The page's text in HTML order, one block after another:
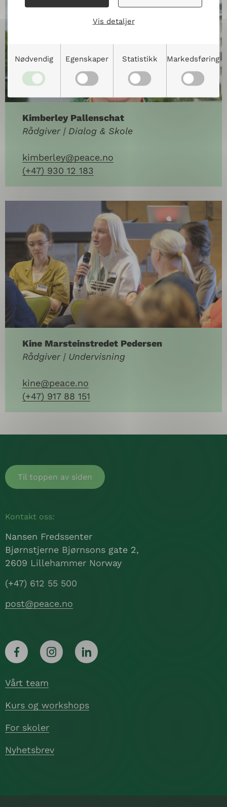
Vis detaljer
Nødvendig Egenskaper Statistikk Markedsføring
Kimberley Pallenschat
Rådgiver | Dialog & Skole
kimberley@peace.no
(+47) 930 12 183
Kine Marsteinstredet Pedersen
Rådgiver | Undervisning
kine@peace.no
(+47) 917 88 151
Til toppen av siden
Kontakt oss:
Nansen Fredssenter
Bjørnstjerne Bjørnsons gate 2,
2609 Lillehammer Norway
(+47) 612 55 500
post@peace.no
Vårt team
Kurs og workshops
For skoler
Nyhetsbrev